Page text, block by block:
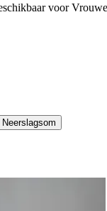
voor
Neerslagsom